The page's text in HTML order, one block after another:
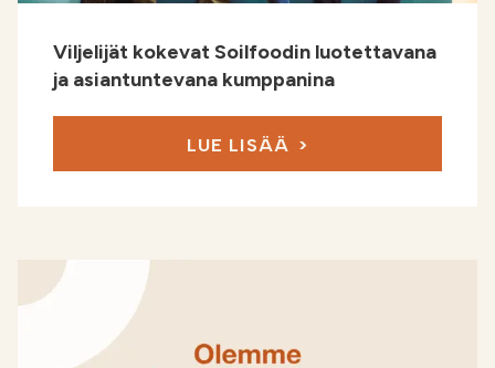
Viljelijät kokevat Soilfoodin luotettavana
ja asiantuntevana kumppanina
LUE LISÄÄ